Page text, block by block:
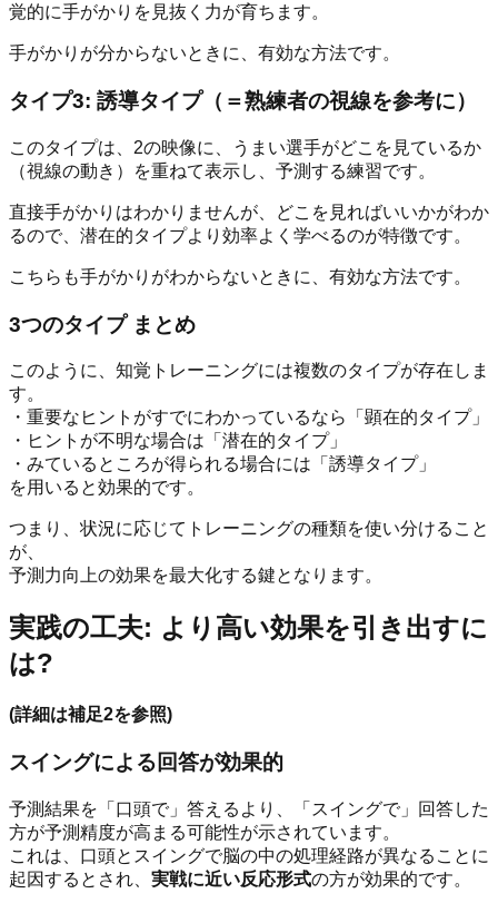
覚的に手がかりを見抜く力が育ちます。
手がかりが分からないときに、有効な方法です。
タイプ3: 誘導タイプ（＝熟練者の視線を参考に）
このタイプは、2の映像に、うまい選手がどこを見ているか
（視線の動き）を重ねて表示し、予測する練習です。
直接手がかりはわかりませんが、どこを見ればいいかがわか
るので、潜在的タイプより効率よく学べるのが特徴です。
こちらも手がかりがわからないときに、有効な方法です。
3つのタイプ まとめ
このように、知覚トレーニングには複数のタイプが存在しま
す。
・重要なヒントがすでにわかっているなら「顕在的タイプ」
・ヒントが不明な場合は「潜在的タイプ」
・みているところが得られる場合には「誘導タイプ」
を用いると効果的です。
つまり、状況に応じてトレーニングの種類を使い分けること
が、
予測力向上の効果を最大化する鍵となります。
実践の工夫: より高い効果を引き出すに
は?
(詳細は補足2を参照)
スイングによる回答が効果的
予測結果を「口頭で」答えるより、「スイングで」回答した
方が予測精度が高まる可能性が示されています。
これは、口頭とスイングで脳の中の処理経路が異なることに
起因するとされ、 実戦に近い反応形式の方が効果的です。